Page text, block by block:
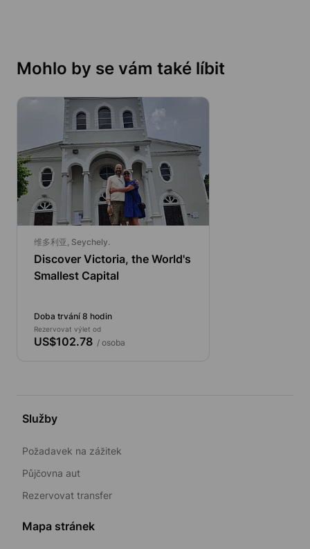
Mohlo by se vám také líbit
维多利亚, Seychely.
Discover Victoria, the World's
Smallest Capital
Doba trvání 8 hodin
Rezervovat výlet od
US$102.78 / osoba
Služby
Požadavek na zážitek
Půjčovna aut
Rezervovat transfer
Mapa stránek